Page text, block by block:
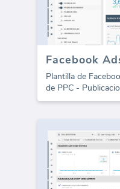
Plantilla de
de PPC -